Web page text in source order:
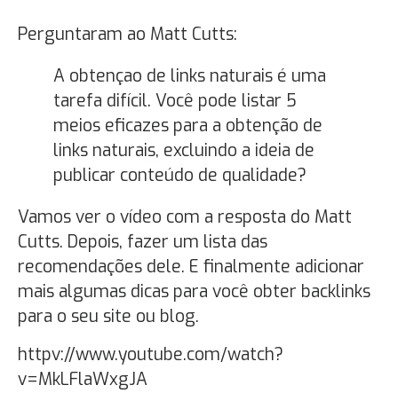
Perguntaram ao Matt Cutts:
A obtençao de links naturais é uma
tarefa difícil. Você pode listar 5
meios eficazes para a obtenção de
links naturais, excluindo a ideia de
publicar conteúdo de qualidade?
Vamos ver o vídeo com a resposta do Matt
Cutts. Depois, fazer um lista das
recomendações dele. E finalmente adicionar
mais algumas dicas para você obter backlinks
para o seu site ou blog.
httpv://www.youtube.com/watch?
v=MkLFlaWxgJA